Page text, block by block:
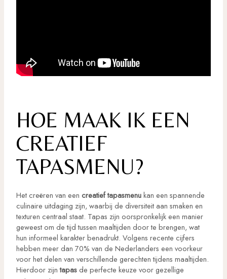
HOE MAAK IK EEN
CREATIEF
TAPASMENU?
Het creëren van een creatief tapasmenukan een spannende
culinaire uitdaging zijn, waarbij de diversiteit aan smaken en
texturen centraal staat. Tapas zijn oorspronkelijk een manier
geweest om de tijd tussen maaltijden door te brengen, wat
hun informeel karakter benadrukt. Volgens recente cijfers
hebben meer dan 70% van de Nederlanders een voorkeur
voor het delen van verschillende gerechten tijdens maaltijden.
Hierdoor zijntapasde perfecte keuze voor gezellige